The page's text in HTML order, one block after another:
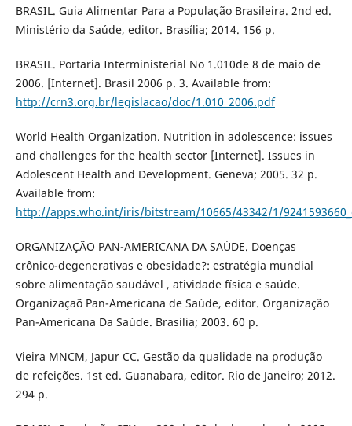
BRASIL. Guia Alimentar Para a População Brasileira. 2nd ed.
Ministério da Saúde, editor. Brasília; 2014. 156 p.
BRASIL. Portaria Interministerial No 1.010de 8 de maio de
2006. [Internet]. Brasil 2006 p. 3. Available from:
http://crn3.org.br/legislacao/doc/1.010_2006.pdf
World Health Organization. Nutrition in adolescence: issues
and challenges for the health sector [Internet]. Issues in
Adolescent Health and Development. Geneva; 2005. 32 p.
Available from:
http://apps.who.int/iris/bitstream/10665/43342/1/
ORGANIZAÇÃO PAN-AMERICANA DA SAÚDE. Doenças
crônico-degenerativas e obesidade?: estratégia mundial
sobre alimentação saudável , atividade física e saúde.
Organizaçaõ Pan-Americana de Saúde, editor. Organização
Pan-Americana Da Saúde. Brasília; 2003. 60 p.
Vieira MNCM, Japur CC. Gestão da qualidade na produção
de refeições. 1st ed. Guanabara, editor. Rio de Janeiro; 2012.
294 p.